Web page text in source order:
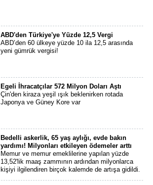
ABD'den Türkiye'ye Yüzde 12,5 Vergi
ABD’den 60 ülkeye yüzde 10 ila 12,5 arasında
yeni gümrük vergisi!
Egeli İhracatçılar 572 Milyon Doları Aştı
Çin'den kiraza yeşil ışık beklenirken rotada
Japonya ve Güney Kore var
Bedelli askerlik, 65 yaş aylığı, evde bakın
yardımı! Milyonları etkileyen ödemeler arttı
Memur ve memur emeklilerine yapılan yüzde
13,52'lik maaş zammının ardından milyonlarca
kişiyi ilgilendiren birçok kalemde de artışa gidildi.